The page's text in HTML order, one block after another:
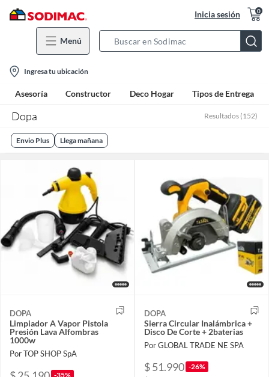
Inicia sesión 0
Menú
Bar
location-
icon
Ingresa tu ubicación
Asesoría Constructor Deco Hogar Tipos de Entrega
Dopa Resultados (152)
Envio Plus Llega mañana
DOPA
Limpiador A Vapor Pistola
Presión Lava Alfombras
1000w
Por TOP SHOP SpA
-35%
DOPA
Sierra Circular Inalámbrica +
Disco De Corte + 2baterias
Por GLOBAL TRADE NE SPA
$ 51.990 -26%